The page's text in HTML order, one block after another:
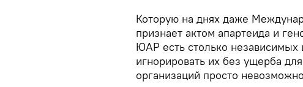
Которую на днях даже
признает актом апартеида и
ЮАР есть столько независимых
игнорировать их без ущерба
организаций просто